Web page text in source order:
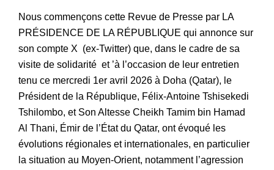
Nous commençons cette Revue de Presse par LA
PRÉSIDENCE DE LA RÉPUBLIQUE qui annonce sur
son compte X (ex-Twitter) que, dans le cadre de sa
visite de solidarité et ’à l’occasion de leur entretien
tenu ce mercredi 1er avril 2026 à Doha (Qatar), le
Président de la République, Félix-Antoine Tshisekedi
Tshilombo, et Son Altesse Cheikh Tamim bin Hamad
Al Thani, Émir de l’État du Qatar, ont évoqué les
évolutions régionales et internationales, en particulier
la situation au Moyen-Orient, notamment l’agression